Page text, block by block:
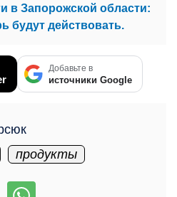
в Запорожской области:
будут действовать.
Добавьте в
источники Google
продукты